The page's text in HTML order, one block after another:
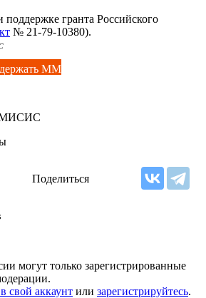
гранта Российского
№ 21-79-10380).
ММ
МИСИС
Поделиться
могут только зарегистрированные
свой аккаунт или зарегистрируйтесь.